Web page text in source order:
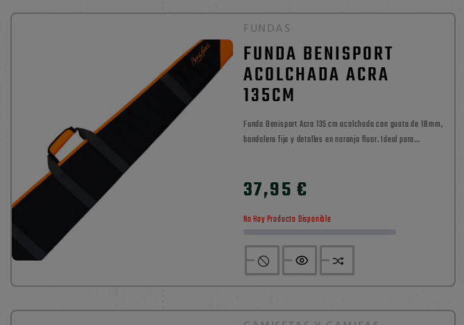
FUNDAS
FUNDA BENISPORT
ACOLCHADA ACRA
135CM
Funda Benisport Acra 135 cm acolchada con guata de 18 mm,
bandolera fija y detalles en naranja fluor. Ideal para
37,95 €
No Hay Producto Disponible